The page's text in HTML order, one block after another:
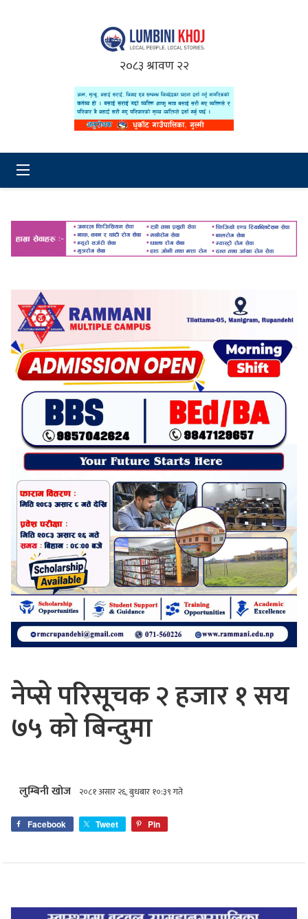
२०८३ श्रावण २२
नेप्से परिसूचक २ हजार १ सय
७५ को बिन्दुमा
लुम्बिनी खोज २०८१ असार २६, बुधबार १०:३९ गते
Facebook Tweet Pin